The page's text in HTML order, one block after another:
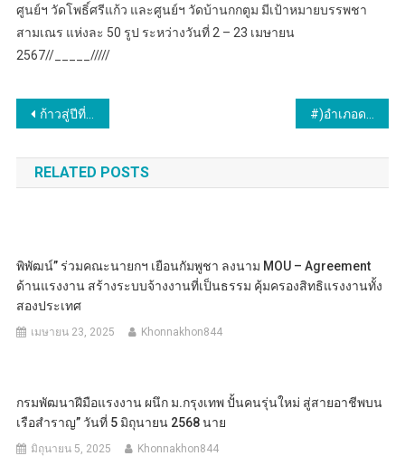
ศูนย์ฯ วัดโพธิ์ศรีแก้ว และศูนย์ฯ วัดบ้านกกตูม มีเป้าหมายบรรพชา
สามเณร แห่งละ 50 รูป ระหว่างวันที่ 2 – 23 เมษายน
2567//_____/////
แนะแนว
เรื่อง
ก้าวสู่ปีที่ 14 มูลนิธิคนดีฯ ร่วมกับ ซีพี ออลล์ จัดงานมอบรางวัลคนดีประเทศไทย
RELATED POSTS
พิพัฒน์” ร่วมคณะนายกฯ เยือนกัมพูชา ลงนาม MOU – Agreement
ด้านแรงงาน สร้างระบบจ้างงานที่เป็นธรรม คุ้มครองสิทธิแรงงานทั้ง
สองประเทศ
เมษายน 23, 2025 Khonnakhon844
กรมพัฒนาฝีมือแรงงาน ผนึก ม.กรุงเทพ ปั้นคนรุ่นใหม่ สู่สายอาชีพบน
เรือสำราญ” วันที่ 5 มิถุนายน 2568 นาย
มิถุนายน 5, 2025 Khonnakhon844